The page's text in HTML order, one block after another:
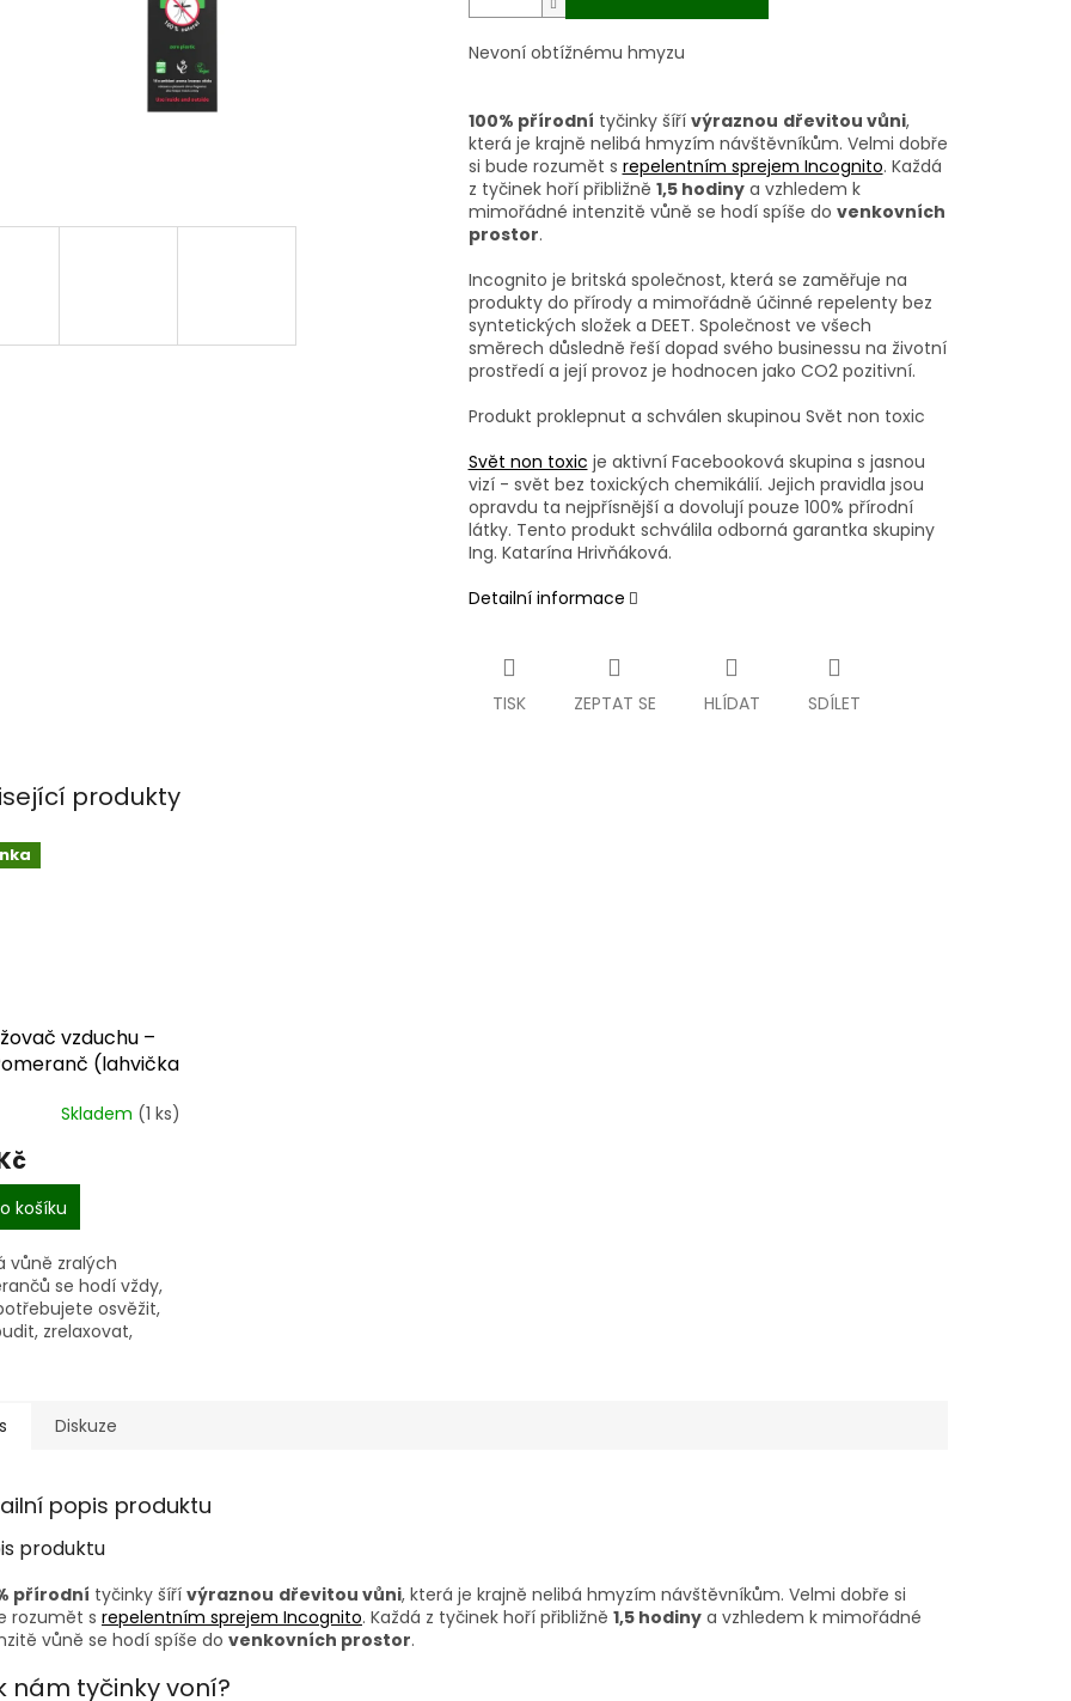
Nevoní obtížnému hmyzu
100% přírodní tyčinky šíří výraznou dřevitou vůni,
která je krajně nelibá hmyzím návštěvníkům. Velmi dobře
si bude rozumět s repelentním sprejem Incognito. Každá
z tyčinek hoří přibližně 1,5 hodinya vzhledem k
mimořádné intenzitě vůně se hodí spíše do venkovních
prostor.
Incognito je britská společnost, která se zaměřuje na
produkty do přírody a mimořádně účinné repelenty bez
syntetických složek a DEET. Společnost ve všech
směrech důsledně řeší dopad svého businessu na životní
prostředí a její provoz je hodnocen jako CO2 pozitivní.
Produkt proklepnut a schválen skupinou Svět non toxic
Svět non toxic je aktivní Facebooková skupina s jasnou
vizí - svět bez toxických chemikálií. Jejich pravidla jsou
opravdu ta nejpřísnější a dovolují pouze 100% přírodní
látky. Tento produkt schválila odborná garantka skupiny
Ing. Katarína Hrivňáková.
Detailní informace
TISK ZEPTAT SE HLÍDAT SDÍLET
produkty
vzduchu –
(lahvička
Skladem (1 ks)
košíku
vůně zralých
se hodí vždy,
osvěžit,
zrelaxovat,
Diskuze
popis produktu
produktu
přírodní tyčinky šíří výraznou dřevitou vůni, která je krajně nelibá hmyzím návštěvníkům. Velmi dobře si
rozumět s repelentním sprejem Incognito. Každá z tyčinek hoří přibližně 1,5 hodiny a vzhledem k mimořádné
vůně se hodí spíše do venkovních prostor.
nám tyčinky voní?